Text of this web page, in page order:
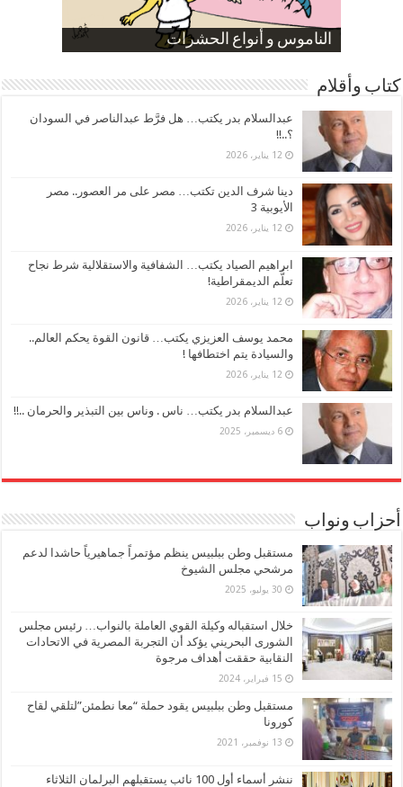
الناموس و أنواع الحشرات
الموظفين بعد ارتفاع الأسعار
ارتفاع نسبة الطلاق في مصر
صورة كاركاتيرية
صورة كاركاتيرية
كتاب وأقلام
عبدالسلام بدر يكتب… هل فرَّط عبدالناصر في السودان
؟..!!
12 يناير، 2026
دينا شرف الدين تكتب… مصر على مر العصور.. مصر
الأيوبية 3
12 يناير، 2026
ابراهيم الصياد يكتب… الشفافية والاستقلالية شرط نجاح
تعلُّم الديمقراطية!
12 يناير، 2026
محمد يوسف العزيزي يكتب… قانون القوة يحكم العالم..
والسيادة يتم اختطافها !
12 يناير، 2026
عبدالسلام بدر يكتب… ناس . وناس بين التبذير والحرمان ..!!
6 ديسمبر، 2025
أحزاب ونواب
مستقبل وطن ببلبيس ينظم مؤتمراً جماهيرياً حاشدا لدعم
مرشحي مجلس الشيوخ
30 يوليو، 2025
خلال استقباله وكيلة القوي العاملة بالنواب… رئيس مجلس
الشورى البحريني يؤكد أن التجربة المصرية في الاتحادات
النقابية حققت أهداف مرجوة
15 فبراير، 2024
مستقبل وطن ببلبيس يقود حملة “معا نطمئن”لتلقي لقاح
كورونا
13 نوفمبر، 2021
ننشر أسماء أول 100 نائب يستقبلهم البرلمان الثلاثاء